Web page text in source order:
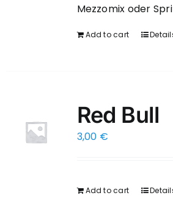
Mezzomix oder
Add to cart
Red Bull
3,00 €
Add to cart